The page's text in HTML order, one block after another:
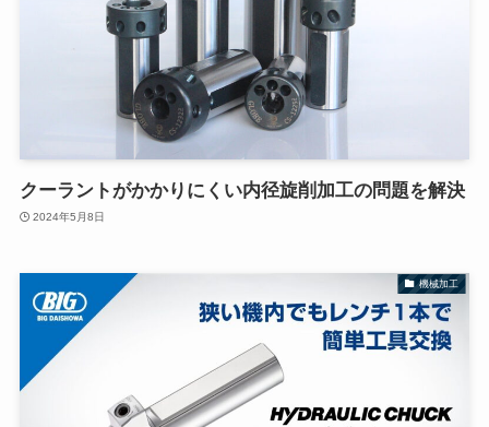
クーラントがかかりにくい内径旋削加工の問題を解決
2024年5月8日
機械加工